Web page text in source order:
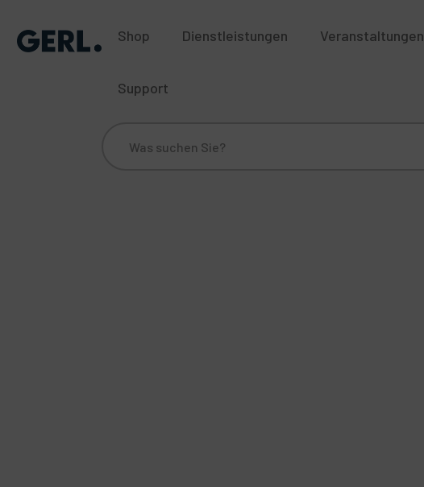
Shop Dienstleistungen Veranstaltungen
Support